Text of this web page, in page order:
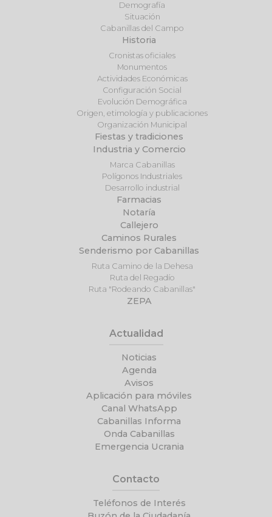
Demografía
Situación
Cabanillas del Campo
Historia
Cronistas oficiales
Monumentos
Actividades Económicas
Configuración Social
Evolución Demográfica
Origen, etimología y publicaciones
Organización Municipal
Fiestas y tradiciones
Industria y Comercio
Marca Cabanillas
Polígonos Industriales
Desarrollo industrial
Farmacias
Notaría
Callejero
Caminos Rurales
Senderismo por Cabanillas
Ruta Camino de la Dehesa
Ruta del Regadío
Ruta "Rodeando Cabanillas"
ZEPA
Actualidad
Noticias
Agenda
Avisos
Aplicación para móviles
Canal WhatsApp
Cabanillas Informa
Onda Cabanillas
Emergencia Ucrania
Contacto
Teléfonos de Interés